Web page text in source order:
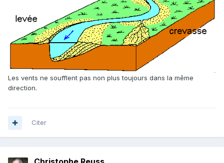
Les vents ne soufflent pas non plus toujours dans la même
direction.
Citer